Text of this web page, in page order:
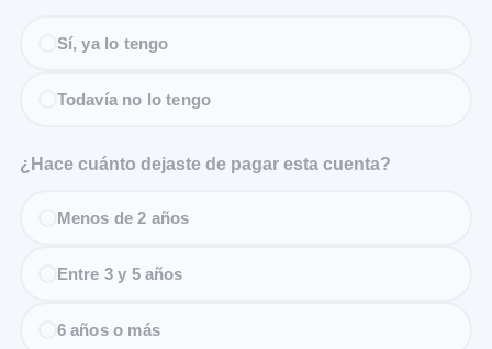
Sí, ya lo tengo
Todavía no lo tengo
¿Hace cuánto dejaste de pagar esta cuenta?
Menos de 2 años
Entre 3 y 5 años
6 años o más